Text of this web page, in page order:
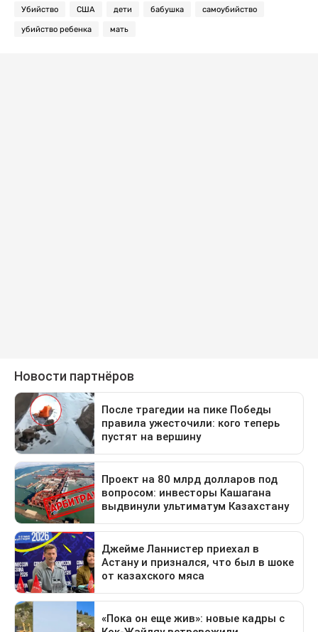
Убийство США дети бабушка самоубийство
убийство ребенка мать